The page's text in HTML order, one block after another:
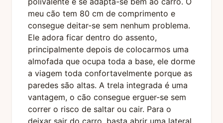
meu cão tem 80 cm de comprimento e
consegue deitar-se sem nenhum problema.
Ele adora ficar dentro do assento,
principalmente depois de colocarmos uma
almofada que ocupa toda a base, ele dorme
a viagem toda confortavelmente porque as
paredes são altas. A trela integrada é uma
vantagem, o cão consegue erguer-se sem
correr o risco de saltar ou cair. Para o
deixar sair do carro, basta abrir uma lateral,